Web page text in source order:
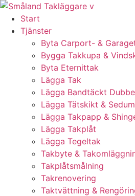
Skip
content
Start
Tjänster
Byta Carport- &
Bygga Takkupa &
Byta Eternittak
Lägga Tak
Lägga Bandtäckt
Lägga Tätskikt &
Lägga Takpapp &
Lägga Takplåt
Lägga Tegeltak
Takbyte &
Takplåtsmålning
Takrenovering
Taktvättning &